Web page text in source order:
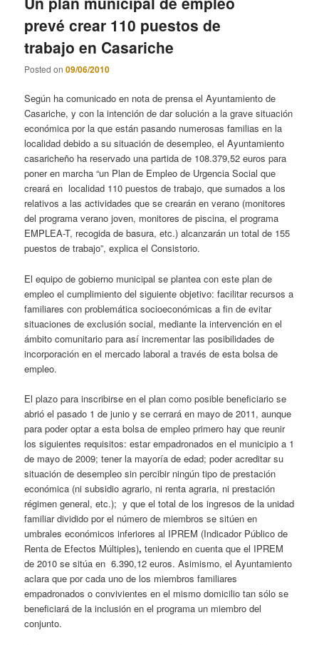
prevé crear 110 puestos de
trabajo en Casariche
Posted on09/06/2010
Según ha comunicado en nota de prensa el Ayuntamiento de
Casariche, y con la intención de dar solución a la grave situación
económica por la que están pasando numerosas familias en la
localidad debido a su situación de desempleo, el Ayuntamiento
casaricheño ha reservado una partida de 108.379,52 euros para
poner en marcha “un Plan de Empleo de Urgencia Social que
creará en localidad 110 puestos de trabajo, que sumados a los
relativos a las actividades que se crearán en verano (monitores
del programa verano joven, monitores de piscina, el programa
EMPLEA-T, recogida de basura, etc.) alcanzarán un total de 155
puestos de trabajo”, explica el Consistorio.
El equipo de gobierno municipal se plantea con este plan de
empleo el cumplimiento del siguiente objetivo: facilitar recursos a
familiares con problemática socioeconómicas a fin de evitar
situaciones de exclusión social, mediante la intervención en el
ámbito comunitario para así incrementar las posibilidades de
incorporación en el mercado laboral a través de esta bolsa de
empleo.
El plazo para inscribirse en el plan como posible beneficiario se
abrió el pasado 1 de junio y se cerrará en mayo de 2011, aunque
para poder optar a esta bolsa de empleo primero hay que reunir
los siguientes requisitos: estar empadronados en el municipio a 1
de mayo de 2009; tener la mayoría de edad; poder acreditar su
situación de desempleo sin percibir ningún tipo de prestación
económica (ni subsidio agrario, ni renta agraria, ni prestación
régimen general, etc.); y que el total de los ingresos de la unidad
familiar dividido por el número de miembros se sitúen en
umbrales económicos inferiores al IPREM (Indicador Público de
Renta de Efectos Múltiples),teniendo en cuenta que el IPREM
de 2010 se sitúa en 6.390,12 euros. Asimismo, el Ayuntamiento
aclara que por cada uno de los miembros familiares
empadronados o convivientes en el mismo domicilio tan sólo se
beneficiará de la inclusión en el programa un miembro del
conjunto.